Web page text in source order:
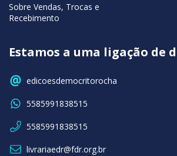
Sobre Vendas, Trocas e
Recebimento
Estamos a uma ligação de
edicoesdemocritorocha
5585991838515
5585991838515
livrariaedr@fdr.org.br